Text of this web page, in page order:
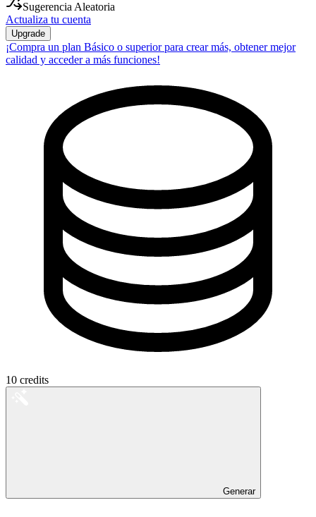
Sugerencia Aleatoria
Actualiza tu cuenta
Upgrade
¡Compra un plan Básico o superior para crear más, obtener mejor
calidad y acceder a más funciones!
10 credits
Generar